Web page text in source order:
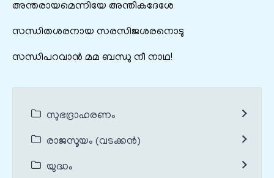
അന്തരായമെന്നിയേ അന്തികദേശേ
സന്ധിതശരനായ സരസിജശരനൊടു
സന്ധിപറവാൻ മമ ബന്ധു നീ നാഥ!
സുഭദ്രാഹരണം
രാജസൂയം (വടക്കൻ)
യുദ്ധം